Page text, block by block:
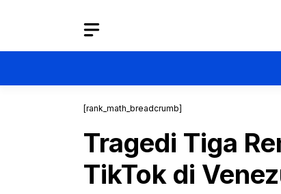
[rank_math_breadcrumb]
Tragedi Tiga
TikTok di